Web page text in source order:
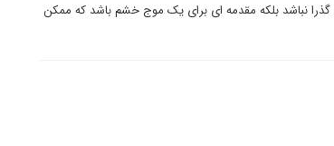
نباشد بلکه مقدمه ای برای یک موج خشم باشد که ممکن